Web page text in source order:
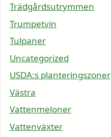
Trädgårdsutrymmen
Trumpetvin
Tulpaner
Uncategorized
USDA:s planteringszoner
Västra
Vattenmeloner
Vattenväxter